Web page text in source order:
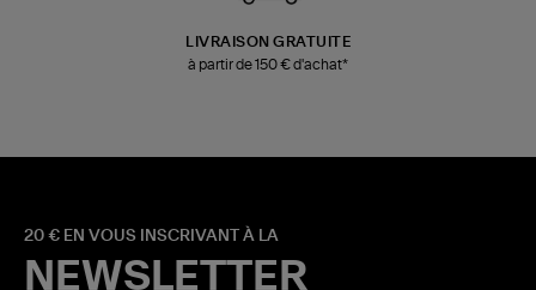
LIVRAISON GRATUITE
à partir de 150 € d'achat*
20 € EN VOUS INSCRIVANT À LA
NEWSLETTER